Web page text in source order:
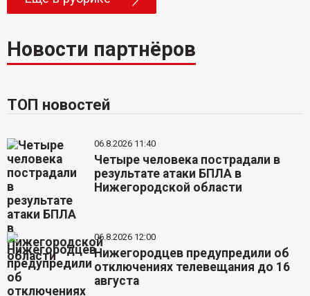
Новости партнёров
ТОП новостей
06.8.2026 11:40
Четыре человека пострадали в
результате атаки БПЛА в
Нижегородской области
06.8.2026 12:00
Нижегородцев предупредили об
отключениях телевещания до 16
августа